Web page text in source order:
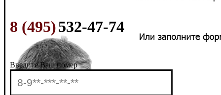
8 (495)532-47-74
Введите Ваш номер